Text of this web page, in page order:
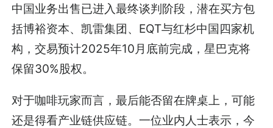
中国业务出售已进入最终谈判阶段，潜在买方包
括博裕资本、凯雷集团、EQT与红杉中国四家机
构，交易预计2025年10月底前完成，星巴克将
保留30%股权。
对于咖啡玩家而言，最后能否留在牌桌上，可能
还是得看产业链供应链。一位业内人士表示，今